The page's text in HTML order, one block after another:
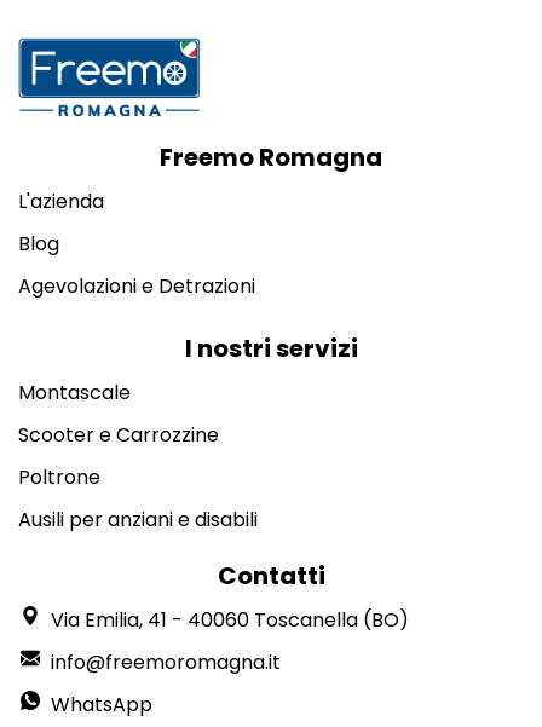
Freemo Romagna
L'azienda
Blog
Agevolazioni e Detrazioni
I nostri servizi
Montascale
Scooter e Carrozzine
Poltrone
Ausili per anziani e disabili
Contatti
Via Emilia, 41 - 40060 Toscanella (BO)
info@freemoromagna.it
WhatsApp